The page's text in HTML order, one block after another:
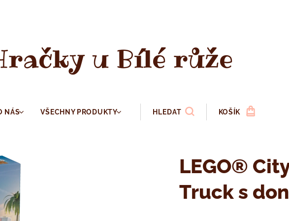
u Bílé růže
NÁS VŠECHNY PRODUKTY HLEDAT KOŠÍK
LEGO®
Truck s